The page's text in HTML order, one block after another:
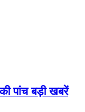
पांच बड़ी खबरें